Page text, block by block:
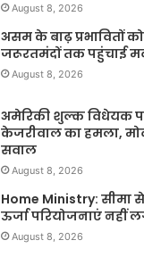
August 8, 2026
असम के बाढ़ प्रभावितों
जरूरतमंदों तक पहुंचाई
August 8, 2026
अमेरिकी शुल्क विधेयक
केजरीवाल का हमला,
सवाल
August 8, 2026
Home Ministry: सीमा
ऊर्जा परियोजनाएं नहीं
August 8, 2026